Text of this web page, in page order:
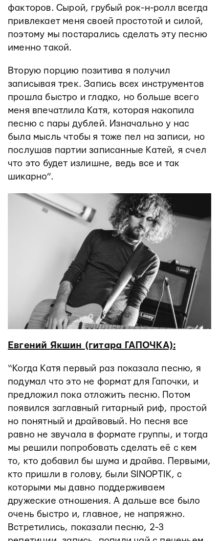
факторов. Сырой, грубый рок-н-ролл всегда
привлекает меня своей простотой и силой,
поэтому мы постарались сделать эту песню
именно такой.
Вторую порцию позитива я получил
записывая трек. Запись всех инструментов
прошла быстро и гладко, но больше всего
меня впечатлила Катя, которая накопила
песню с пары дублей. Изначально у нас
была мысль чтобы я тоже пел на записи, но
послушав партии записанные Катей, я счел
что это будет излишне, ведь все и так
шикарно”.
Евгений Якшин (гитара ГАПОЧКА):
“Когда Катя первый раз показала песню, я
подумал что это не формат для Гапочки, и
предложил пока отложить песню. Потом
появился заглавный гитарный риф, простой
но понятный и драйвовый. Но песня все
равно не звучала в формате группы, и тогда
мы решили попробовать сделать её с кем
то, кто добавил бы шума и драйва. Первыми,
кто пришли в голову, были SINOPTIK, с
которыми мы давно поддерживаем
дружеские отношения. А дальше все было
очень быстро и, главное, не напряжно.
Встретились, показали песню, 2-3